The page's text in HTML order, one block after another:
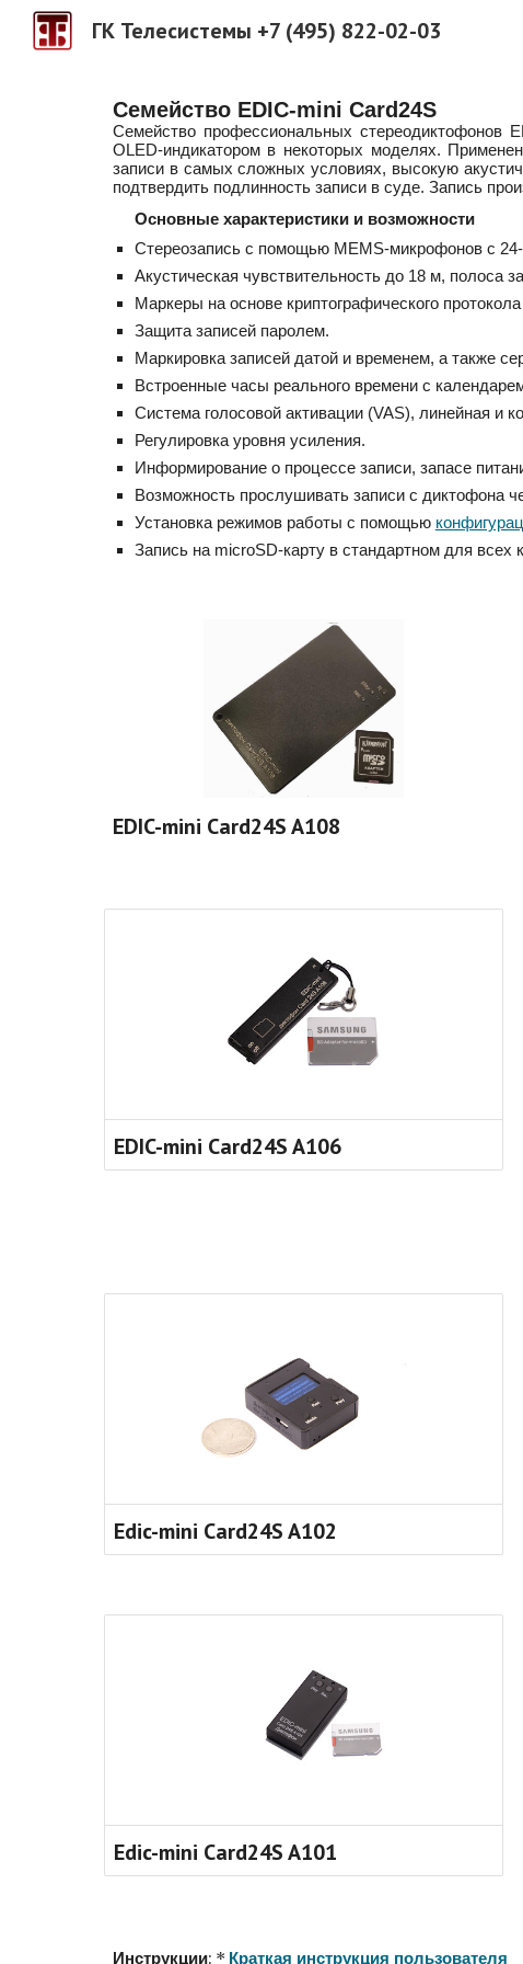
ГК Телесистемы +7 (495) 822-02-03
Семейство EDIC-mini Card24S
Семейство профессиональных
OLED-индикатором в некоторых моделях.
записи в самых сложных условиях, высокую
подтвердить подлинность записи в суде. Запись
Основные характеристики и возможности
Стереозапись с помощью MEMS-микрофонов с
Акустическая чувствительность до 18 м, полоса
Маркеры на основе криптографического протокола
Защита записей паролем.
Маркировка записей датой и временем, а также
Встроенные часы реального времени с
Система голосовой активации (VAS), линейная и
Регулировка уровня усиления.
Информирование о процессе записи, запасе
Возможность прослушивать записи с диктофона
Установка режимов работы с помощью
Запись на microSD-карту в стандартном для
EDIC-mini Card24S A108
EDIC-mini Card24S A106
Edic-mini Card24S A102
Edic-mini Card24S A101
Инструкции: * Краткая инструкция пользователя